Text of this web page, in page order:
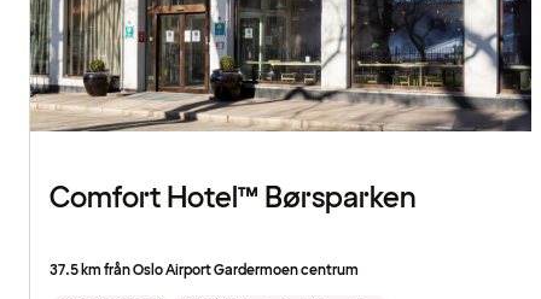
Comfort Hotel™ Børsparken
37.5 km från Oslo Airport Gardermoen centrum